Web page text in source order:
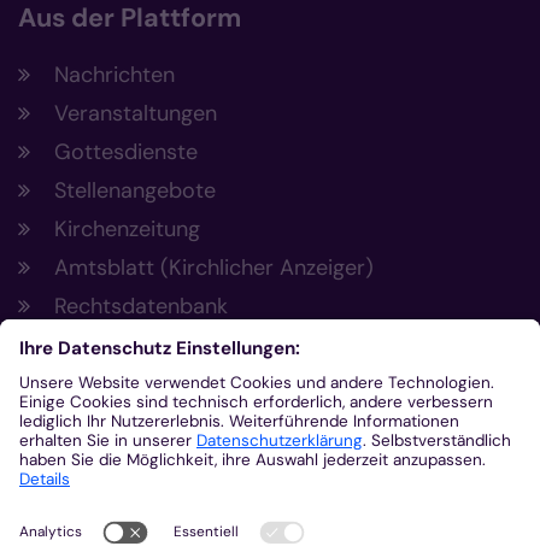
Aus der Plattform
Nachrichten
Veranstaltungen
Gottesdienste
Stellenangebote
Kirchenzeitung
Amtsblatt (Kirchlicher Anzeiger)
Rechtsdatenbank
Meldestelle gemäß Hinweisgeberschutzgesetz
Kontakt